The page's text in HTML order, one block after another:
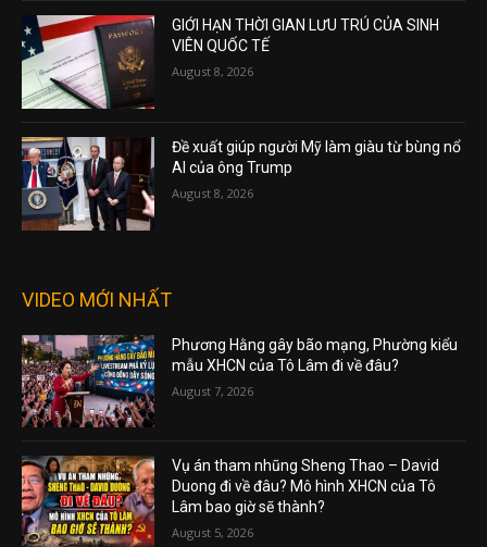
GIỚI HẠN THỜI GIAN LƯU TRÚ CỦA SINH
VIÊN QUỐC TẾ
August 8, 2026
Đề xuất giúp người Mỹ làm giàu từ bùng nổ
AI của ông Trump
August 8, 2026
VIDEO MỚI NHẤT
Phương Hằng gây bão mạng, Phường kiểu
mẫu XHCN của Tô Lâm đi về đâu?
August 7, 2026
Vụ án tham nhũng Sheng Thao – David
Duong đi về đâu? Mô hình XHCN của Tô
Lâm bao giờ sẽ thành?
August 5, 2026